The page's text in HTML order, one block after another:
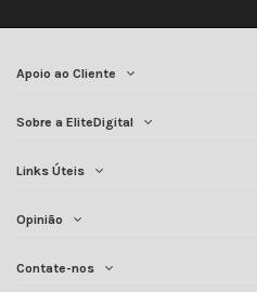
Apoio ao Cliente
Sobre a EliteDigital
Links Úteis
Opinião
Contate-nos